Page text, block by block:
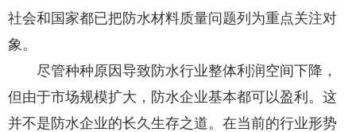
社会和国家都已把防水材料质量问题列为重点关注对
象。
尽管种种原因导致防水行业整体利润空间下降，
但由于市场规模扩大，防水企业基本都可以盈利。这
并不是防水企业的长久生存之道。在当前的行业形势